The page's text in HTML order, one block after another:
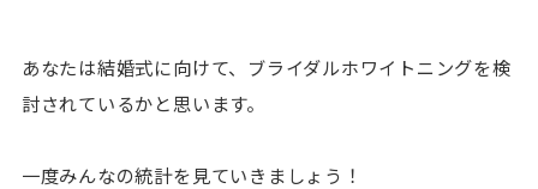
あなたは結婚式に向けて、ブライダルホワイトニングを検
討されているかと思います。
一度みんなの統計を見ていきましょう！